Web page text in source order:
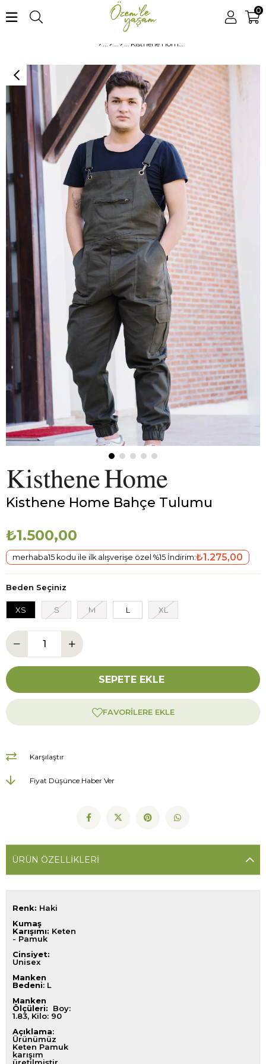
0
Kisthene Home Bahçe Tulumu
Kisthene Home Bahçe Tulumu
₺1.500,00
merhaba15 kodu ile ilk alışverişe özel %15 İndirim:₺1.275,00
Beden Seçiniz
XS S M L XL
FAVORILERE EKLE
Karşılaştır
Fiyat Düşünce Haber Ver
ÜRÜN ÖZELLIKLERI
Renk: Haki
Kumaş
Karışımı: Keten
- Pamuk
Cinsiyet:
Unisex
Manken
Bedeni: L
Manken
Ölçüleri: Boy:
1.83, Kilo: 90
Açıklama:
Ürünümüz
Keten Pamuk
karışım
üretilmiştir.